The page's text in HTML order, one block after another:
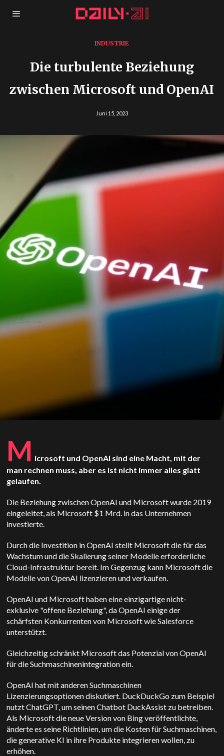
INDUSTRIE
Die turbulente Beziehung
zwischen Microsoft und OpenAI
Juni 15, 2023
M icrosoft und OpenAI sind eine Macht, mit der
man rechnen muss, aber es ist nicht immer alles glatt
gelaufen.
Die Beziehung zwischen OpenAI und Microsoft wurde 2019
eingeleitet, als Microsoft $1 Mrd. in das Unternehmen
investierte.
Durch die Investition in OpenAI stellt Microsoft die für das
Wachstum und die Skalierung seiner Modelle erforderliche
Cloud-Infrastruktur bereit. Im Gegenzug kann Microsoft die
Modelle von OpenAI lizenzieren und verkaufen.
OpenAI und Microsoft haben eine einzigartige nicht-
exklusive "offene Beziehung", da OpenAI einige der
schärfsten Konkurrenten von Microsoft wie Salesforce
unterstützt.
Gleichzeitig schränkt Microsoft das Potenzial von OpenAI
für die Suchmaschinenintegration ein.
OpenAI hat mit anderen Suchmaschinen
Lizenzierungsoptionen diskutiert. DuckDuckGo zum Beispiel
nutzt ChatGPT, um seinen Chatbot DuckAssist zu betreiben.
Als Microsoft die neue Version von Bing veröffentlichte,
änderte es seine Richtlinien, um die Kosten für Suchmaschinen,
die generative KI in ihre Produkte integrieren wollen, zu
erhöhen.